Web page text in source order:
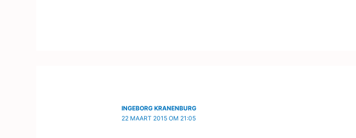
INGEBORG KRANENBURG
22 MAART 2015 OM 21:05